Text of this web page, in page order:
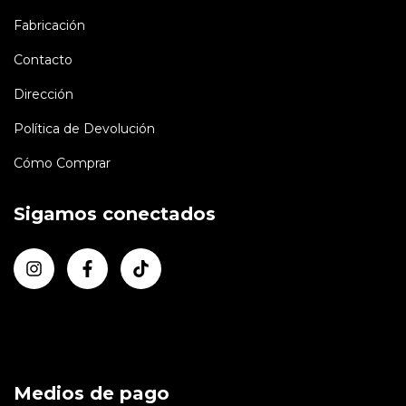
Fabricación
Contacto
Dirección
Política de Devolución
Cómo Comprar
Sigamos conectados
Medios de pago